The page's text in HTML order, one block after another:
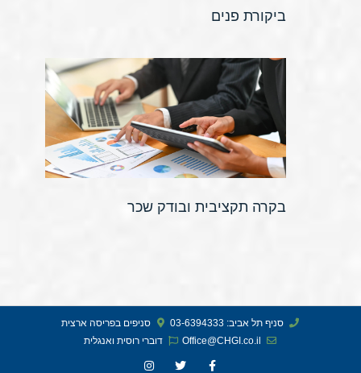
ביקורת פנים
בקרה תקציבית ובודק שכר
סניף תל אביב: 03-6394333
סניפים בפריסה ארצית
Office@CHGI.co.il
דוברי רוסית ואנגלית​